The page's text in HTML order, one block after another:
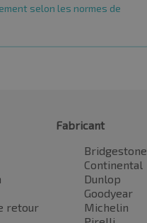
selon les normes de
retour
Fabricant
Bridgestone
Continental
Dunlop
Goodyear
Michelin